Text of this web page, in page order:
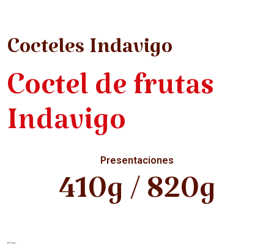
Cocteles Indavigo
Coctel de frutas
Indavigo
Presentaciones
410g / 820g